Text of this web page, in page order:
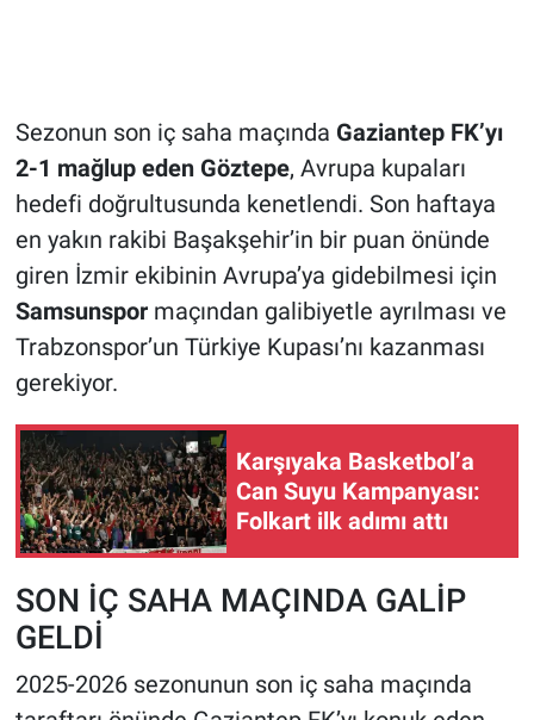
Sezonun son iç saha maçında Gaziantep FK’yı
2-1 mağlup eden Göztepe, Avrupa kupaları
hedefi doğrultusunda kenetlendi. Son haftaya
en yakın rakibi Başakşehir’in bir puan önünde
giren İzmir ekibinin Avrupa’ya gidebilmesi için
Samsunspormaçından galibiyetle ayrılması ve
Trabzonspor’un Türkiye Kupası’nı kazanması
gerekiyor.
Karşıyaka Basketbol’a
Can Suyu Kampanyası:
Folkart ilk adımı attı
SON İÇ SAHA MAÇINDA GALİP
GELDİ
2025-2026 sezonunun son iç saha maçında